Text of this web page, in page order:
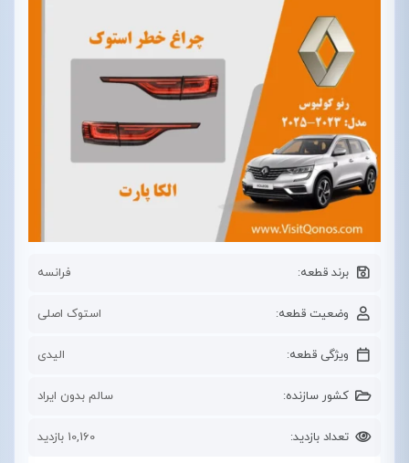
برند قطعه: فرانسه
وضعیت قطعه: استوک اصلی
ویژگی قطعه: الیدی
کشور سازنده: سالم بدون ایراد
تعداد بازدید: 10,160 بازدید